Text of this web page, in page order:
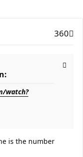
360
watch?
is the number